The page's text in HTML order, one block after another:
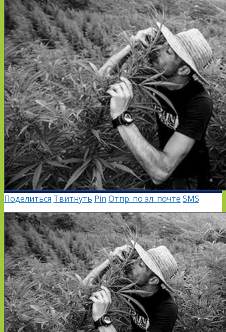
Поделиться Твитнуть Pin Отпр. по эл. почте SMS